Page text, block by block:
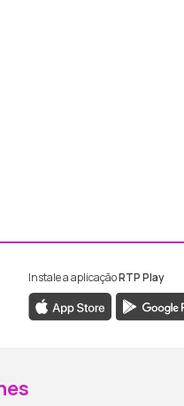
RTP Madeira
da RTP Madeira
Instale a aplicaçãoRTP Play